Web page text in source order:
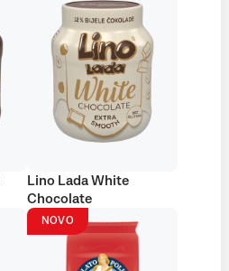
Lino Lada White
Chocolate
NOVO